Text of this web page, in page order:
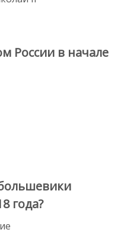
России в начале
года?